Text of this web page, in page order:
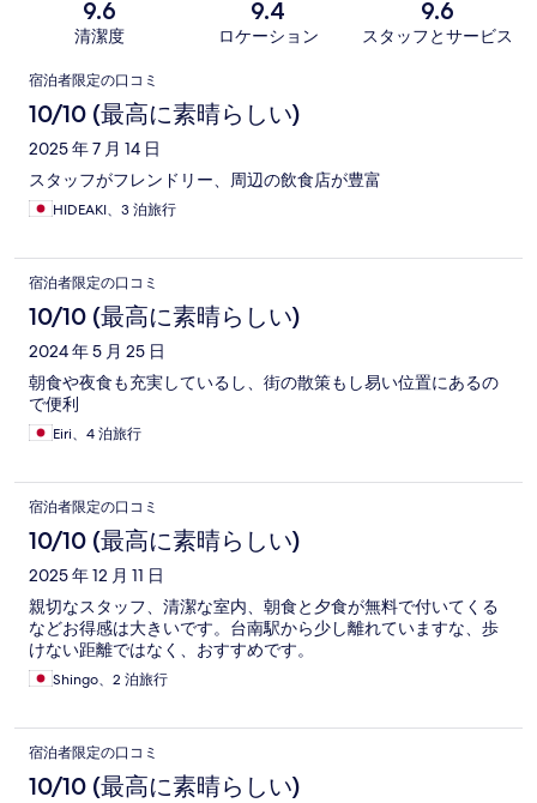
9.6
清潔度
9.4
ロケーション
9.6
スタッフとサービス
口
コ
ミ
宿泊者限定の口コミ
10/10 (最高に素晴らしい)
2025 年 7 月 14 日
スタッフがフレンドリー、周辺の飲食店が豊富
HIDEAKI、3 泊旅行
宿泊者限定の口コミ
10/10 (最高に素晴らしい)
2024 年 5 月 25 日
朝食や夜食も充実しているし、街の散策もし易い位置にあるの
で便利
Eiri、4 泊旅行
宿泊者限定の口コミ
10/10 (最高に素晴らしい)
2025 年 12 月 11 日
親切なスタッフ、清潔な室内、朝食と夕食が無料で付いてくる
などお得感は大きいです。台南駅から少し離れていますな、歩
けない距離ではなく、おすすめです。
Shingo、2 泊旅行
宿泊者限定の口コミ
10/10 (最高に素晴らしい)